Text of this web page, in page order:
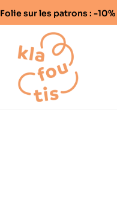
Folie sur les patrons : -
Home